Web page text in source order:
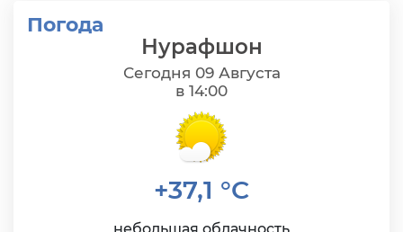
Погода
Нурафшон
Сегодня 09 Августа
в 14:00
+37,1 °C